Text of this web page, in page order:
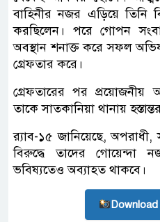
বাহিনীর নজর এড়িয়ে তিনি
করছিলেন। পরে গোপন
অবস্থান শনাক্ত করে সফল
গ্রেফতার করে।
গ্রেফতারের পর প্রয়োজনীয়
তাকে সাতকানিয়া থানায়
র‌্যাব-১৫ জানিয়েছে,
বিরুদ্ধে তাদের গোয়েন্দা
ভবিষ্যতেও অব্যাহত থাকবে।